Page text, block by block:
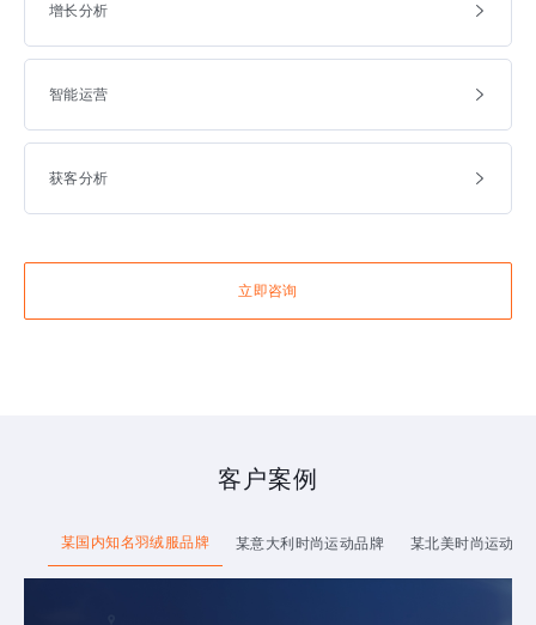
增长分析
智能运营
获客分析
立即咨询
客户案例
某国内知名羽绒服品牌 某意大利时尚运动品牌 某北美时尚运动品